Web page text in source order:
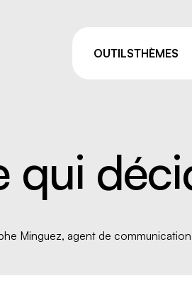
OUTILSTHÈMES
Pourquoi prévenir ?
accompagne après
qui
Minguez, agent de communication